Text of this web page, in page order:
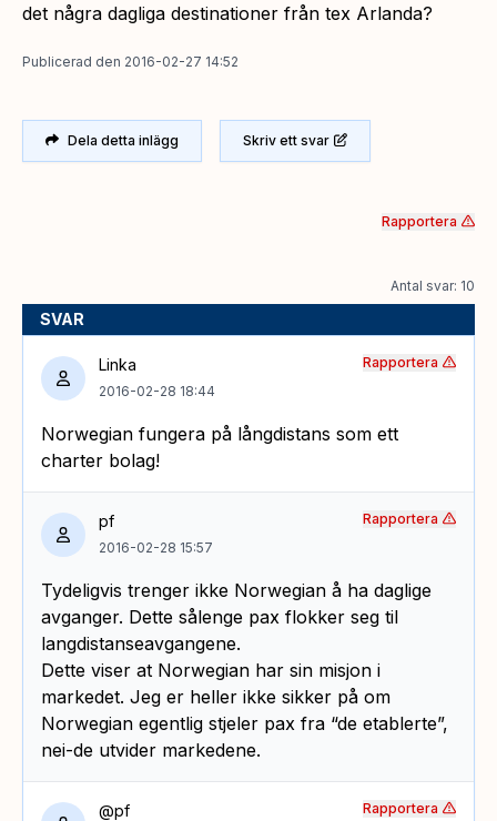
det några dagliga destinationer från tex Arlanda?
Publicerad den 2016-02-27 14:52
Dela detta inlägg Skriv ett svar
Rapportera
Antal svar: 10
SVAR
Linka
2016-02-28 18:44
Norwegian fungera på långdistans som ett
charter bolag!
Rapportera
pf
2016-02-28 15:57
Tydeligvis trenger ikke Norwegian å ha daglige
avganger. Dette sålenge pax flokker seg til
langdistanseavgangene.
Dette viser at Norwegian har sin misjon i
markedet. Jeg er heller ikke sikker på om
Norwegian egentlig stjeler pax fra “de etablerte”,
nei-de utvider markedene.
Rapportera
@pf Rapportera